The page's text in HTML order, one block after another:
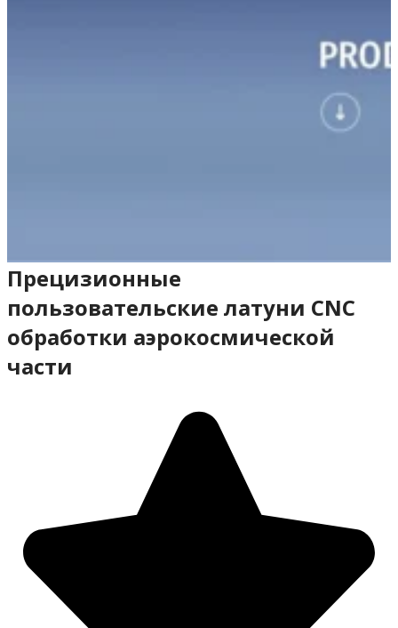
Прецизионные
пользовательские латуни CNC
обработки аэрокосмической
части